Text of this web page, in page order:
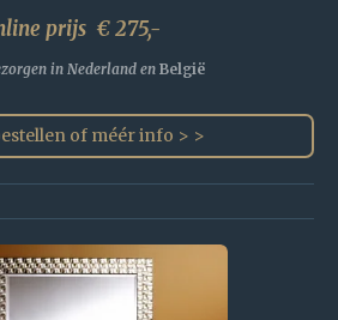
prijs € 275,-
in Nederland en België
of méér info > >